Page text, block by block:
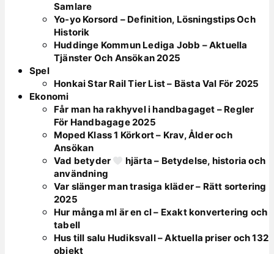
Samlare
Yo-yo Korsord – Definition, Lösningstips Och
Historik
Huddinge Kommun Lediga Jobb – Aktuella
Tjänster Och Ansökan 2025
Spel
Honkai Star Rail Tier List – Bästa Val För 2025
Ekonomi
Får man ha rakhyvel i handbagaget – Regler
För Handbagage 2025
Moped Klass 1 Körkort – Krav, Ålder och
Ansökan
Vad betyder
hjärta – Betydelse, historia och
användning
Var slänger man trasiga kläder – Rätt sortering
2025
Hur många ml är en cl – Exakt konvertering och
tabell
Hus till salu Hudiksvall – Aktuella priser och 132
objekt